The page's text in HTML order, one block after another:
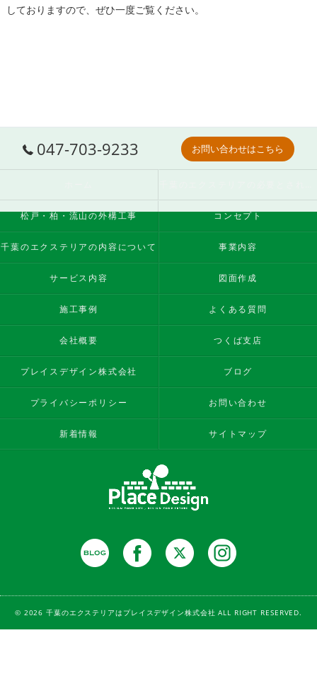
しておりますので、ぜひ一度ご覧ください。
047-703-9233 お問い合わせはこちら
松戸・柏・流山の外構工事 コンセプト
千葉のエクステリアの内容について 事業内容
サービス内容 図面作成
施工事例 よくある質問
会社概要 つくば支店
プレイスデザイン株式会社 ブログ
プライバシーポリシー お問い合わせ
新着情報 サイトマップ
© 2026 千葉のエクステリアはプレイスデザイン株式会社 ALL RIGHT RESERVED.